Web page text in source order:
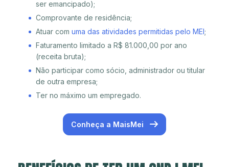
ser emancipado);
Comprovante de residência;
Atuar com uma das atividades permitidas pelo MEI;
Faturamento limitado a R$ 81.000,00 por ano
(receita bruta);
Não participar como sócio, administrador ou titular
de outra empresa;
Ter no máximo um empregado.
Conheça a MaisMei